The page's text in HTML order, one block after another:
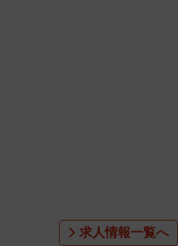
B.B軍曹さん提供）
求人情報一覧へ